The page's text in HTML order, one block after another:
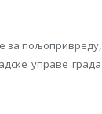
за пољопривреду,
управе града